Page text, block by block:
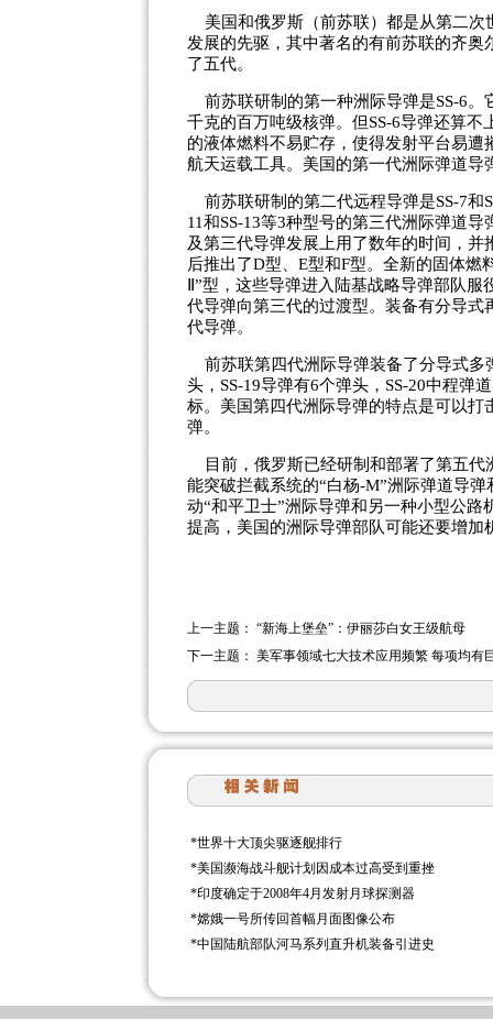
美国和俄罗斯（前苏联）都是从第二次
发展的先驱，其中著名的有前苏联的齐
了五代。
前苏联研制的第一种洲际导弹是SS-6。
千克的百万吨级核弹。但SS-6导弹还算
的液体燃料不易贮存，使得发射平台易遭
航天运载工具。美国的第一代洲际弹道导
前苏联研制的第二代远程导弹是SS-7和
11和SS-13等3种型号的第三代洲际弹道
及第三代导弹发展上用了数年的时间，
后推出了D型、E型和F型。全新的固体燃
Ⅱ”型，这些导弹进入陆基战略导弹部队
代导弹向第三代的过渡型。装备有分导
代导弹。
前苏联第四代洲际导弹装备了分导式多
头，SS-19导弹有6个弹头，SS-20中程弹
标。美国第四代洲际导弹的特点是可以打
弹。
目前，俄罗斯已经研制和部署了第五代
能突破拦截系统的“白杨-M”洲际弹道导
动“和平卫士”洲际导弹和另一种小型公
提高，美国的洲际导弹部队可能还要增
上一主题： “新海上堡垒”：伊丽莎白女王级航母
下一主题： 美军事领域七大技术应用频繁 每项均有
*世界十大顶尖驱逐舰排行
*美国濒海战斗舰计划因成本过高受到重挫
*印度确定于2008年4月发射月球探测器
*嫦娥一号所传回首幅月面图像公布
*中国陆航部队河马系列直升机装备引进史